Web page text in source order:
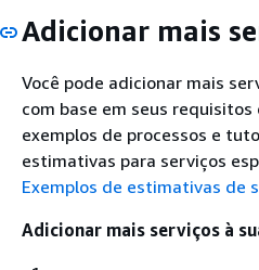
Adicionar mais
Você pode adicionar mais
com base em seus requisitos
exemplos de processos e
estimativas para serviços
Exemplos de estimativas de
Adicionar mais serviços à